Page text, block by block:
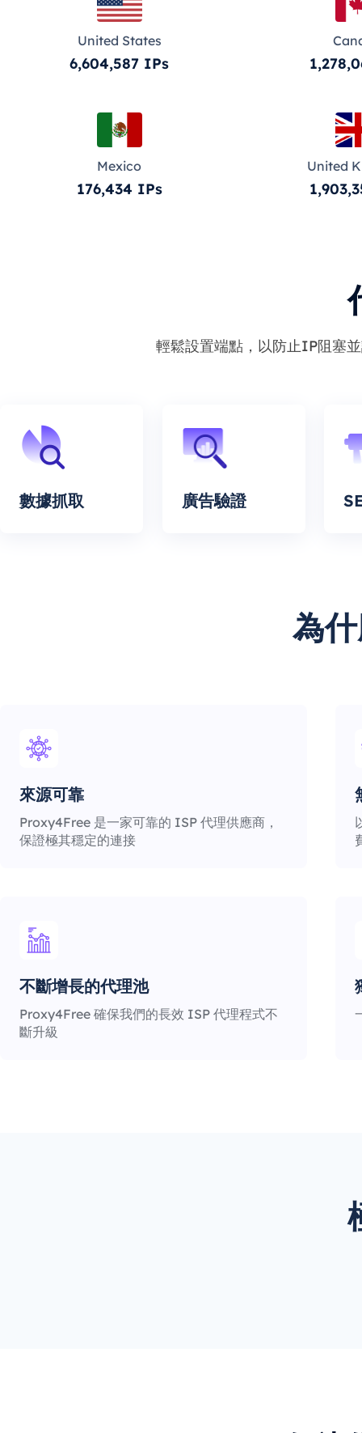
United States
6,604,587 IPs
Mexico
176,434 IPs
United
輕鬆設置端點，以防止IP阻塞
數據抓取 廣告驗證
為
來源可靠
Proxy4Free 是一家可靠的 ISP 代理供應商，
保證極其穩定的連接
不斷增長的代理池
Proxy4Free 確保我們的長效 ISP 代理程式不
斷升級